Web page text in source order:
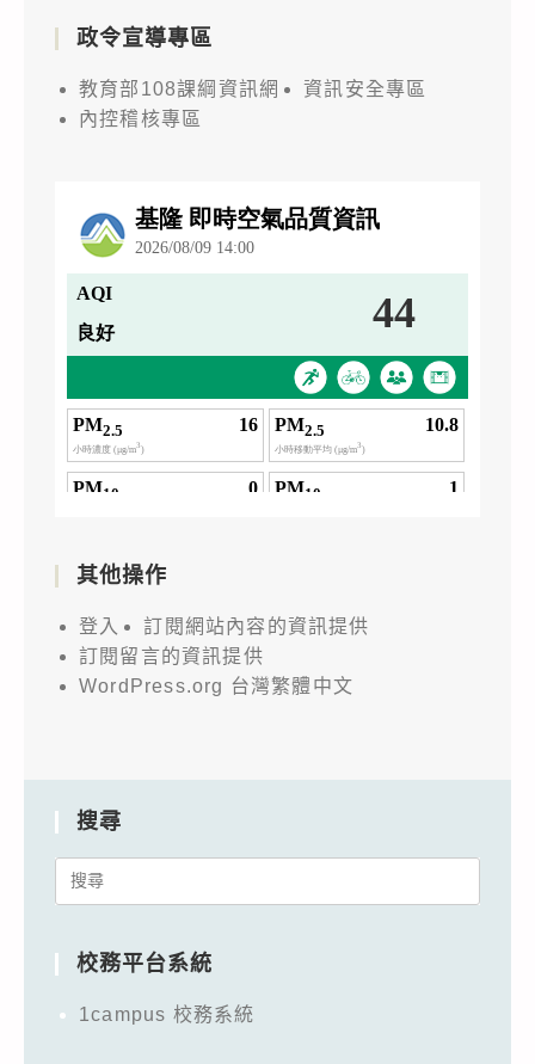
政令宣導專區
教育部108課綱資訊網
資訊安全專區
內控稽核專區
其他操作
登入
訂閱網站內容的資訊提供
訂閱留言的資訊提供
WordPress.org 台灣繁體中文
搜尋
Search
校務平台系統
1campus 校務系統